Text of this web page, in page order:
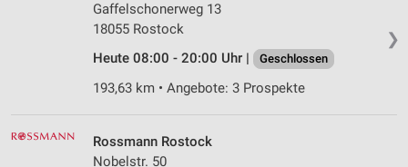
❯
Gaffelschonerweg 13
18055 Rostock
Heute 08:00 - 20:00 Uhr |
Geschlossen
193,63 km • Angebote: 3 Prospekte
Rossmann Rostock
Nobelstr. 50
Erstellung von Profilen zur Personalisierung
von Inhalten
personalisierter Inhalte
Messung der Performance von Inhalten